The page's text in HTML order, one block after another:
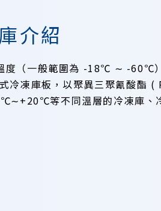
介紹
度（一般範圍為 -18℃ ∼ -60℃
冷凍庫板，以聚異三聚氰酸
等不同溫層的冷凍庫、